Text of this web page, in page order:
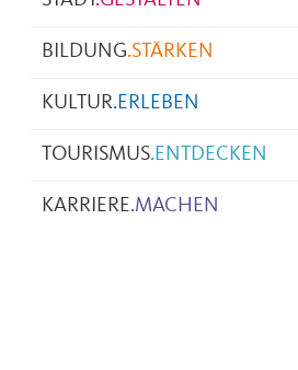
BILDUNG.STÄRKEN
KULTUR.ERLEBEN
TOURISMUS.ENTDECKEN
KARRIERE.MACHEN